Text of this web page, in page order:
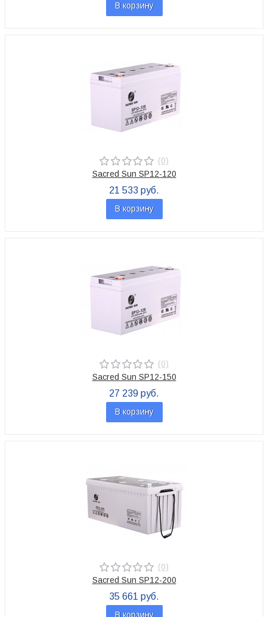
В корзину
(0)
Sacred Sun SP12-120
21 533 руб.
В корзину
(0)
Sacred Sun SP12-150
27 239 руб.
В корзину
(0)
Sacred Sun SP12-200
35 661 руб.
В корзину